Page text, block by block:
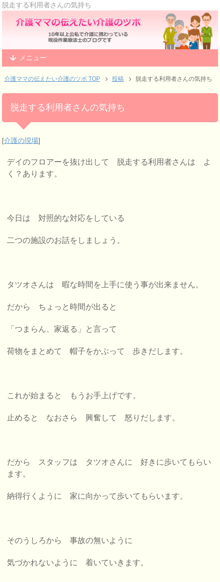
脱走する利用者さんの気持ち
メニュー
介護ママの伝えたい介護のツボ TOP 投稿 脱走する利用者さんの気持ち
脱走する利用者さんの気持ち
[介護の現場]
デイのフロアーを抜け出して 脱走する利用者さんは よ
く？あります。
今日は 対照的な対応をしている
二つの施設のお話をしましょう。
タツオさんは 暇な時間を上手に使う事が出来ません。
だから ちょっと時間が出ると
「つまらん、家返る」と言って
荷物をまとめて 帽子をかぶって 歩きだします。
これが始まると もうお手上げです。
止めると なおさら 興奮して 怒りだします。
だから スタッフは タツオさんに好きに歩いてもらい
ます。
納得行くように 家に向かって歩いてもらいます。
そのうしろから 事故の無いように
気づかれないように 着いていきます。